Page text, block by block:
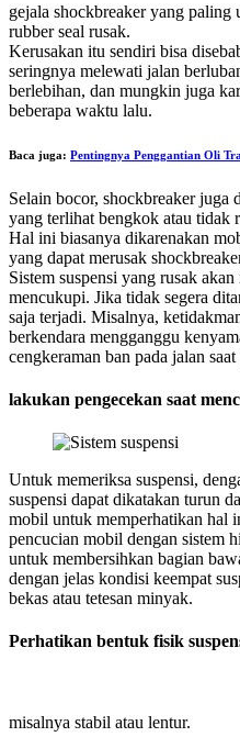
gejala shockbreaker yang
rubber seal rusak.
Kerusakan itu sendiri bisa
seringnya melewati jalan
berlebihan, dan mungkin juga
beberapa waktu lalu.
Baca juga: Pentingnya Penggantian Oli
Selain bocor, shockbreaker juga
yang terlihat bengkok atau tidak
Hal ini biasanya dikarenakan
yang dapat merusak
Sistem suspensi yang rusak
mencukupi. Jika tidak segera
saja terjadi. Misalnya,
berkendara mengganggu
cengkeraman ban pada jalan saat
lakukan pengecekan saat
Untuk memeriksa suspensi,
suspensi dapat dikatakan turun
mobil untuk memperhatikan hal
pencucian mobil dengan sistem
untuk membersihkan bagian
dengan jelas kondisi keempat
bekas atau tetesan minyak.
Perhatikan bentuk fisik
misalnya stabil atau lentur.